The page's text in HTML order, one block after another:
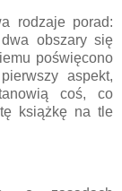
rodzaje porad:
obszary się
poświęcono
aspekt,
coś, co
książkę na tle